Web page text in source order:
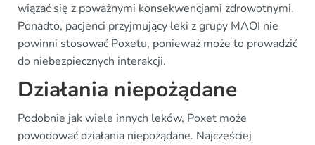
wiązać się z poważnymi konsekwencjami zdrowotnymi.
Ponadto, pacjenci przyjmujący leki z grupy MAOI nie
powinni stosować Poxetu, ponieważ może to prowadzić
do niebezpiecznych interakcji.
Działania niepożądane
Podobnie jak wiele innych leków, Poxet może
powodować działania niepożądane. Najczęściej